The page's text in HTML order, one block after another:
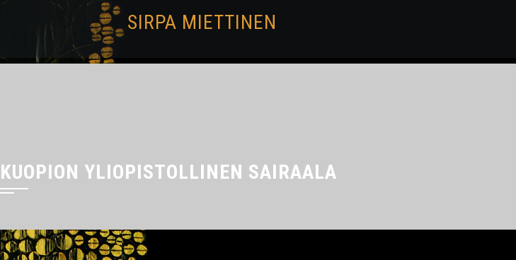
SIRPA MIETTINEN
KUOPION YLIOPISTOLLINEN SAIRAALA